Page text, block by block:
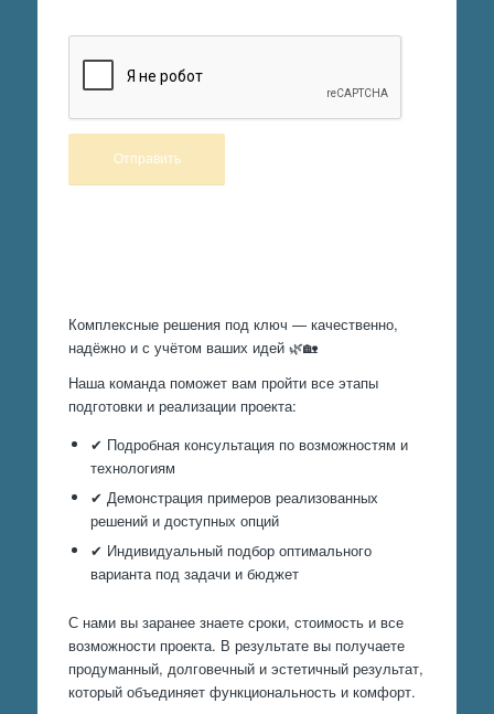
Комплексные решения под ключ — качественно,
надёжно и с учётом ваших идей 🌿🏡
Наша команда поможет вам пройти все этапы
подготовки и реализации проекта:
✔ Подробная консультация по возможностям и
технологиям
✔ Демонстрация примеров реализованных
решений и доступных опций
✔ Индивидуальный подбор оптимального
варианта под задачи и бюджет
С нами вы заранее знаете сроки, стоимость и все
возможности проекта. В результате вы получаете
продуманный, долговечный и эстетичный результат,
который объединяет функциональность и комфорт.